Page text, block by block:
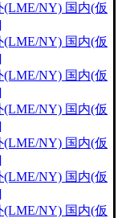
(LME/NY) 国内(仮
(LME/NY) 国内(仮
(LME/NY) 国内(仮
(LME/NY) 国内(仮
(LME/NY) 国内(仮
(LME/NY) 国内(仮
(LME/NY) 国内(仮